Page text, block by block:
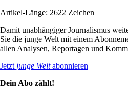
Artikel-Länge: 2622 Zeichen
Damit unabhängiger Journalismus
Sie die junge Welt mit einem
allen Analysen, Reportagen und
Jetzt junge Weltabonnieren
Dein Abo zählt!